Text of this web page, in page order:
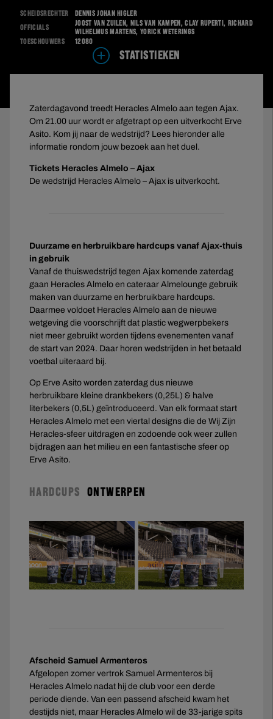
Scheidsrechter
Dennis Johan Higler
Officials
Joost van Zuilen, Nils van Kampen, Clay Ruperti, Richard
Wilhelmus Martens, Yorick Weterings
Toeschouwers
12080
STATISTIEKEN
Zaterdagavond treedt Heracles Almelo aan tegen Ajax.
Om 21.00 uur wordt er afgetrapt op een uitverkocht Erve
Asito. Kom jij naar de wedstrijd? Lees hieronder alle
informatie rondom jouw bezoek aan het duel.
Tickets Heracles Almelo – Ajax
De wedstrijd Heracles Almelo – Ajax is uitverkocht.
Duurzame en herbruikbare hardcups vanaf Ajax-thuis
in gebruik
Vanaf de thuiswedstrijd tegen Ajax komende zaterdag
gaan Heracles Almelo en cateraar Almelounge gebruik
maken van duurzame en herbruikbare hardcups.
Daarmee voldoet Heracles Almelo aan de nieuwe
wetgeving die voorschrijft dat plastic wegwerpbekers
niet meer gebruikt worden tijdens evenementen vanaf
de start van 2024. Daar horen wedstrijden in het betaald
voetbal uiteraard bij.
Op Erve Asito worden zaterdag dus nieuwe
herbruikbare kleine drankbekers (0,25L) & halve
literbekers (0,5L) geïntroduceerd. Van elk formaat start
Heracles Almelo met een viertal designs die de Wij Zijn
Heracles-sfeer uitdragen en zodoende ook weer zullen
bijdragen aan het milieu en een fantastische sfeer op
Erve Asito.
HARDCUPS ONTWERPEN
Afscheid Samuel Armenteros
Afgelopen zomer vertrok Samuel Armenteros bij
Heracles Almelo nadat hij de club voor een derde
periode diende. Van een passend afscheid kwam het
destijds niet, maar Heracles Almelo wil de 33-jarige spits